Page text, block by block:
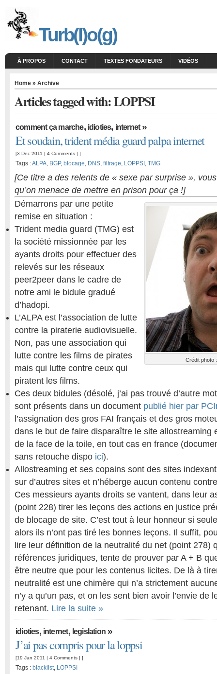
Turb(l)o(g)
À PROPOS CONTACT TEXTES FONDATEURS VIDÉOS
Home » Archive
Articles tagged with: LOPPSI
comment ça marche, idioties, internet»
Et soudain, trident média guard palpa internet
[3 Dec 2011 | 4 Comments | ]
Tags :ALPA, BGP, blocage, DNS, filtrage, LOPPSI , TMG
[Ce titre a des relents de « sexe par surprise »,
qu’on menace de mettre en prison pour ça !]
Crédit photo
Démarrons par une petite
remise en situation :
Trident media guard (TMG) est
la société missionnée par les
ayants droits pour effectuer des
relevés sur les réseaux
peer2peer dans le cadre de
notre ami le bidule gradué
d’hadopi.
L’ALPA est l’association de lutte
contre la piraterie audiovisuelle.
Non, pas une association qui
lutte contre les films de pirates
mais qui lutte contre ceux qui
piratent les films.
Ces deux bidules (désolé, j’ai pas trouvé d’autre
sont présents dans un document publié hier par
l’assignation des gros FAI français et des gros
dans le but de faire disparaître le site allostreaming
de la face de la toile, en tout cas en france
sans retouche dispo ici).
Allostreaming et ses copains sont des sites
sur d’autres sites et n’héberge aucun contenu
Ces messieurs ayants droits se vantent, dans leur
(point 228) tirer les leçons des actions en justice
de blocage de site. C’est tout à leur honneur si
alors ils n’ont pas tiré les bonnes leçons. Il suffit,
lire leur définition de la neutralité du net (point 278)
références juridiques, tente de prouver par A + B
être neutre que pour les contenus licites. De là à
neutralité est une chimère qui n’a strictement
n’y a qu’un pas, et on les sent bien avoir l’envie de
retenant. Lire la suite »
idioties, internet, legislation »
J’ai pas compris pour la loppsi
[19 Jan 2011 | 4 Comments | ]
Tags : blacklist, LOPPSI